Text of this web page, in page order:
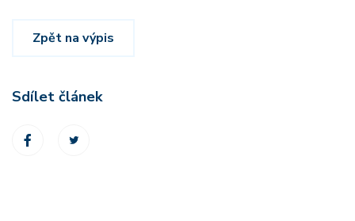
Zpět na výpis
Sdílet článek